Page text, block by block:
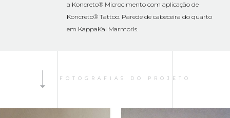
a Koncreto® Microcimento com aplicação de
Koncreto® Tattoo. Parede de cabeceira do quarto
em KappaKal Marmoris.
FOTOGRAFIAS DO PROJETO